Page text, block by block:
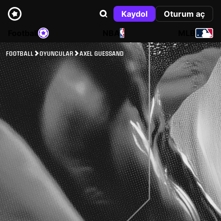
Kaydol
Oturum aç
NBA
FOOTBALL OYUNCULAR AXEL GUESSAND